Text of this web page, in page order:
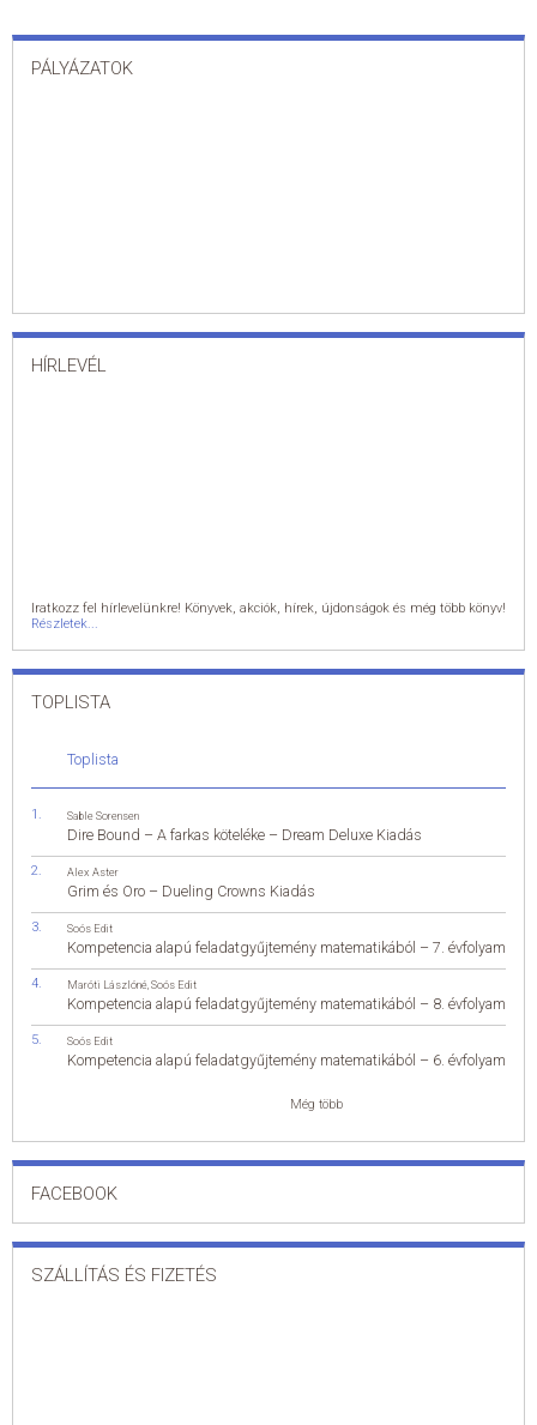
PÁLYÁZATOK
HÍRLEVÉL
Iratkozz fel hírlevelünkre! Könyvek, akciók, hírek, újdonságok és még több könyv!
Részletek...
TOPLISTA
Toplista
Sable Sorensen
Dire Bound – A farkas köteléke – Dream Deluxe Kiadás
Alex Aster
Grim és Oro – Dueling Crowns Kiadás
Soós Edit
Kompetencia alapú feladatgyűjtemény matematikából – 7. évfolyam
Maróti Lászlóné Soós Edit
Kompetencia alapú feladatgyűjtemény matematikából – 8. évfolyam
Soós Edit
Kompetencia alapú feladatgyűjtemény matematikából – 6. évfolyam
Még több
FACEBOOK
SZÁLLÍTÁS ÉS FIZETÉS